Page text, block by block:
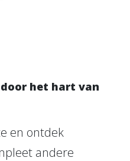
het hart van
en ontdek
andere